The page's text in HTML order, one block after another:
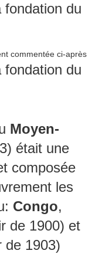
fondation du
fondation du
Moyen-
était une
composée
les
Congo,
de 1900) et
de 1903)